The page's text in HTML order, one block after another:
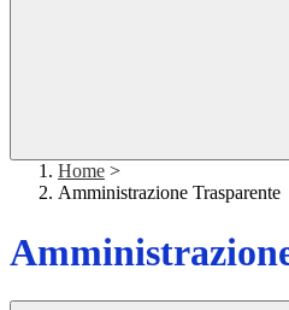
Home >
Amministrazione Trasparente